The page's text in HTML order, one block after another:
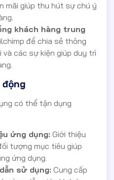
mãi giúp thu hút sự chú ý
khách hàng trung
để chia sẻ thông
và các sự kiện giúp duy trì
động
có thể tận dụng
ứng dụng: Giới thiệu
tượng mục tiêu giúp
ứng dụng.
sử dụng: Cung cấp